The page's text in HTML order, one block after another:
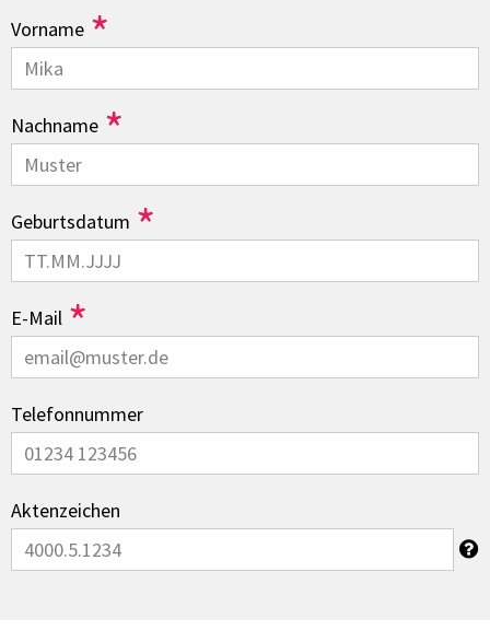
Vorname *
Nachname *
Geburtsdatum *
E-Mail *
Telefonnummer
Aktenzeichen